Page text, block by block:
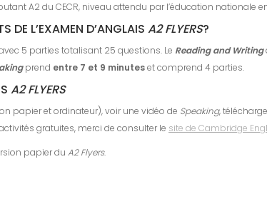
A2 du CECR, niveau attendu par l’éducation nationale
DE L’EXAMEN D’ANGLAIS A2 FLYERS?
5 parties totalisant 25 questions. Le Reading and Writing
prend entre 7 et 9 minuteset comprend 4 parties.
A2 FLYERS
papier et ordinateur), voir une vidéo de Speaking,
gratuites, merci de consulter le site de Cambridge
papier du A2 Flyers.